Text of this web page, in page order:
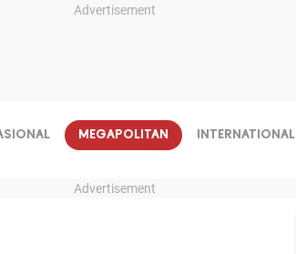
Advertisement
MEGAPOLITAN INTERNATIONAL
Advertisement